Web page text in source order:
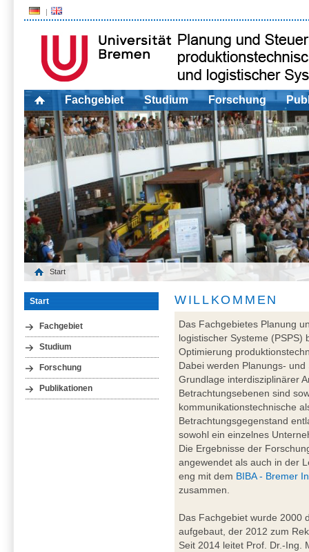
Fachgebiet Studium Forschung
Start
Start
Fachgebiet
Studium
Forschung
Publikationen
WILLKOMMEN
Das Fachgebietes Planung
logistischer Systeme (PSPS)
Optimierung
Dabei werden Planungs-
Grundlage interdisziplinärer
Betrachtungsebenen sind
kommunikationstechnische
Betrachtungsgegenstand
sowohl ein einzelnes
Die Ergebnisse der
angewendet als auch in der
eng mit dem BIBA - Bremer
zusammen.
Das Fachgebiet wurde 2000
aufgebaut, der 2012 zum
Seit 2014 leitet Prof. Dr.-Ing.